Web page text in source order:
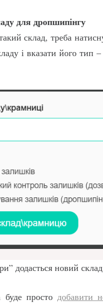
для дропшипінгу
склад, треба
і вказати його
додасться новий
буде просто добавити